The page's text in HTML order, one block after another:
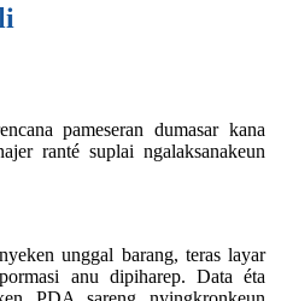
pameseran dumasar kana
ranté suplai ngalaksanakeun
unggal barang, teras layar
anu dipiharep. Data éta